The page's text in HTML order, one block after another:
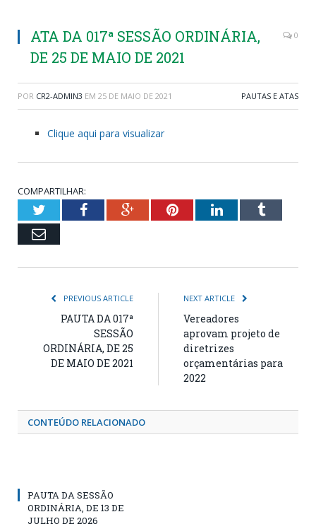
ATA DA 017ª SESSÃO ORDINÁRIA,
DE 25 DE MAIO DE 2021
0
POR CR2-ADMIN3 EM 25 DE MAIO DE 2021 PAUTAS E ATAS
Clique aqui para visualizar
COMPARTILHAR:
TwitterFacebookGoogle+PinterestLinkedInTumblr
Email
PREVIOUS ARTICLE
PAUTA DA 017ª
SESSÃO
ORDINÁRIA, DE 25
DE MAIO DE 2021
NEXT ARTICLE
Vereadores
aprovam projeto de
diretrizes
orçamentárias para
2022
CONTEÚDO RELACIONADO
PAUTA DA SESSÃO
ORDINÁRIA, DE 13 DE
JULHO DE 2026